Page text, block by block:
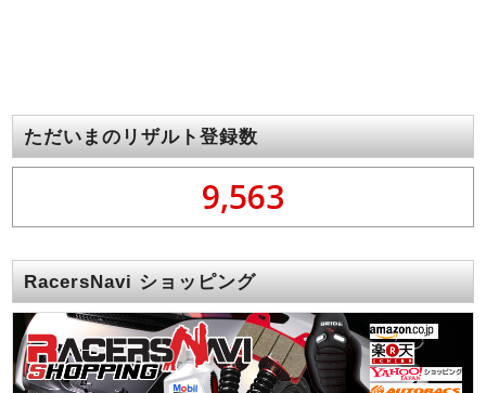
ただいまのリザルト登録数
9,563
RacersNavi ショッピング